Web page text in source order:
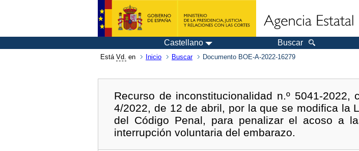
Castellano Buscar
Está Vd. en Inicio Buscar Documento BOE-A-2022-16279
Recurso de inconstitucionalidad n.º 5041-
4/2022, de 12 de abril, por la que se modifica la
del Código Penal, para penalizar el acoso a
interrupción voluntaria del embarazo.